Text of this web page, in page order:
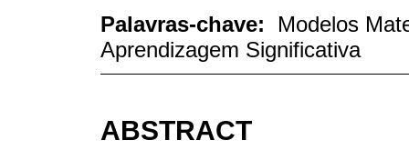
Palavras-chave: Modelos
Aprendizagem Significativa
ABSTRACT